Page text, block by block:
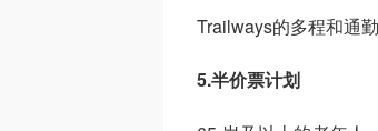
Trailways的多程和通
5.半价票计划